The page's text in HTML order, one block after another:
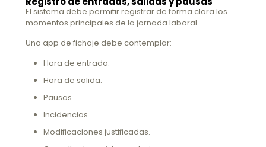
El sistema debe permitir registrar de forma clara los
momentos principales de la jornada laboral.
Una app de fichaje debe contemplar:
Hora de entrada.
Hora de salida.
Pausas.
Incidencias.
Modificaciones justificadas.